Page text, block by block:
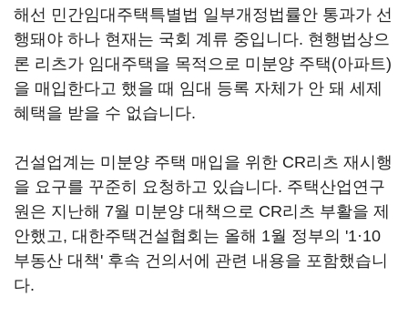
해선 민간임대주택특별법 일부개정법률안 통과가 선
행돼야 하나 현재는 국회 계류 중입니다. 현행법상으
론 리츠가 임대주택을 목적으로 미분양 주택(아파트)
을 매입한다고 했을 때 임대 등록 자체가 안 돼 세제
혜택을 받을 수 없습니다.
건설업계는 미분양 주택 매입을 위한 CR리츠 재시행
을 요구를 꾸준히 요청하고 있습니다. 주택산업연구
원은 지난해 7월 미분양 대책으로 CR리츠 부활을 제
안했고, 대한주택건설협회는 올해 1월 정부의 '1·10
부동산 대책' 후속 건의서에 관련 내용을 포함했습니
다.